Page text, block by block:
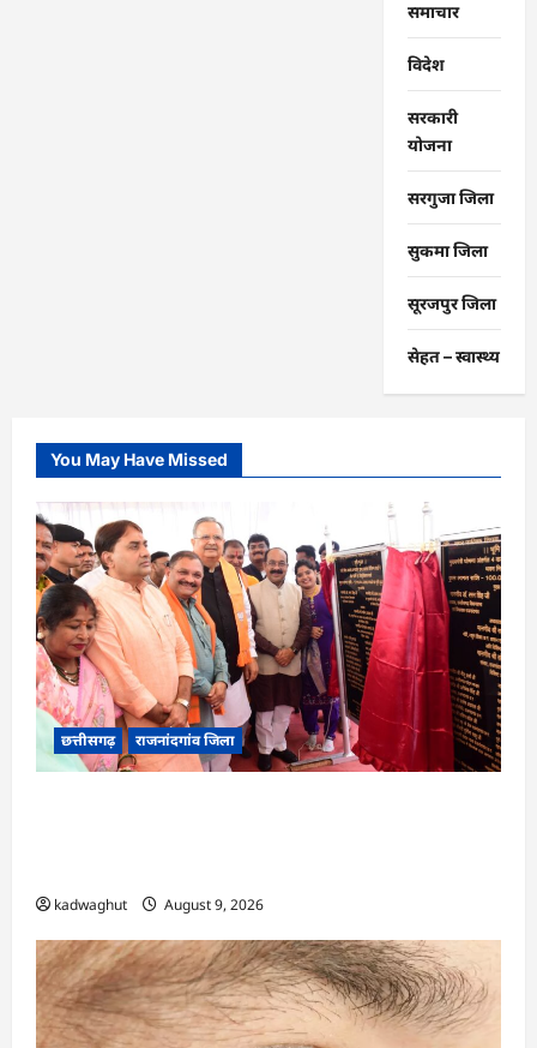
समाचार
विदेश
सरकारी
योजना
सरगुजा जिला
सुकमा जिला
सूरजपुर जिला
सेहत – स्‍वास्‍थ्‍य
You May Have Missed
छत्तीसगढ़ राजनांदगांव जिला
kadwaghut August 9, 2026